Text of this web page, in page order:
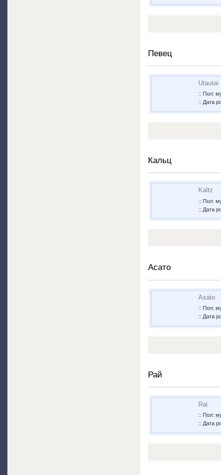
Певец
Utautai
:: Пол:
:: Дата
Кальц
Kaltz
:: Пол:
:: Дата
Асато
Asato
:: Пол:
:: Дата
Рай
Rai
:: Пол:
:: Дата